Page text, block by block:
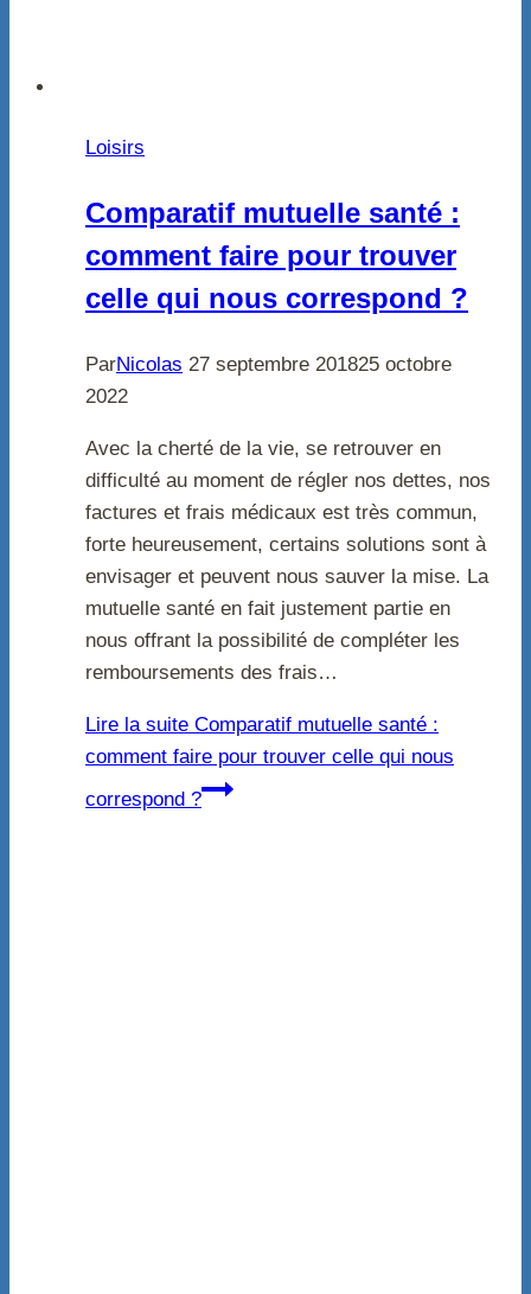
Loisirs
Comparatif mutuelle santé :
comment faire pour trouver
celle qui nous correspond ?
ParNicolas 27 septembre 201825 octobre
2022
Avec la cherté de la vie, se retrouver en
difficulté au moment de régler nos dettes, nos
factures et frais médicaux est très commun,
forte heureusement, certains solutions sont à
envisager et peuvent nous sauver la mise. La
mutuelle santé en fait justement partie en
nous offrant la possibilité de compléter les
remboursements des frais…
Lire la suite Comparatif mutuelle santé :
comment faire pour trouver celle qui nous
correspond ?